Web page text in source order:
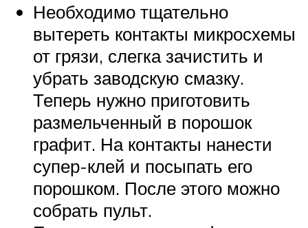
Необходимо тщательно
вытереть контакты микросхемы
от грязи, слегка зачистить и
убрать заводскую смазку.
Теперь нужно приготовить
размельченный в порошок
графит. На контакты нанести
супер-клей и посыпать его
порошком. После этого можно
собрать пульт.